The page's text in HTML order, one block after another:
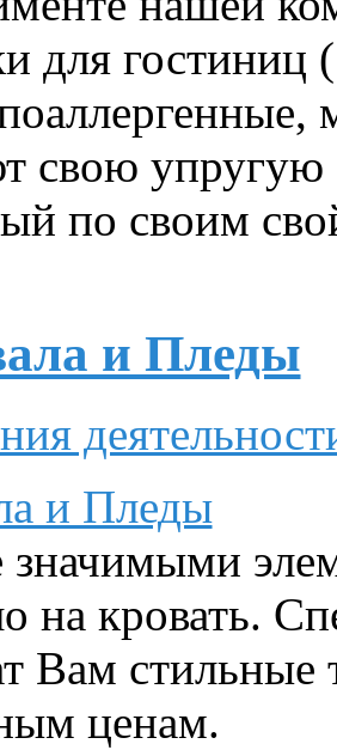
для гостиниц
свою
по своим
и Пледы
и Пледы
значимыми
на кровать.
Вам стильные
ценам.